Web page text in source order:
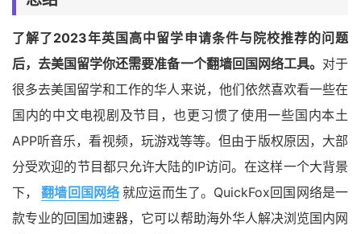
了解了2023年英国高中留学申请条件与院校推荐的问题
后，去美国留学你还需要准备一个翻墙回国网络工具。 对于
很多去美国留学和工作的华人来说，他们依然喜欢看一些在
国内的中文电视剧及节目，也更习惯了使用一些国内本土
APP听音乐，看视频，玩游戏等等。但由于版权原因，大部
分受欢迎的节目都只允许大陆的IP访问。在这样一个大背景
下，
翻墙回国网络 就应运而生了。QuickFox回国网络是一
款专业的回国加速器，它可以帮助海外华人解决浏览国内网